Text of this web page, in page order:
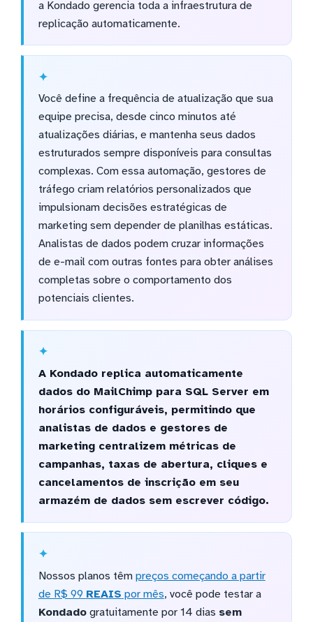
a Kondado gerencia toda a infraestrutura de
replicação automaticamente.
Você define a frequência de atualização que sua
equipe precisa, desde cinco minutos até
atualizações diárias, e mantenha seus dados
estruturados sempre disponíveis para consultas
complexas. Com essa automação, gestores de
tráfego criam relatórios personalizados que
impulsionam decisões estratégicas de
marketing sem depender de planilhas estáticas.
Analistas de dados podem cruzar informações
de e-mail com outras fontes para obter análises
completas sobre o comportamento dos
potenciais clientes.
A Kondado replica automaticamente
dados do MailChimp para SQL Server em
horários configuráveis, permitindo que
analistas de dados e gestores de
marketing centralizem métricas de
campanhas, taxas de abertura, cliques e
cancelamentos de inscrição em seu
armazém de dados sem escrever código.
Nossos planos têm preços começando a partir
de R$ 99 REAIS por mês, você pode testar a
Kondadogratuitamente por 14 dias sem